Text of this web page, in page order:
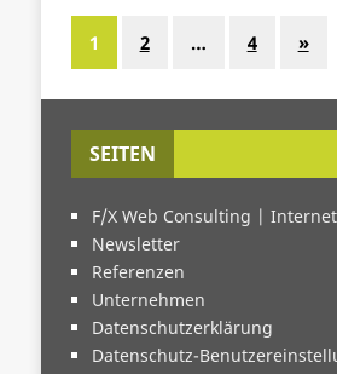
1 2 … 4 »
SEITEN
F/X Web Consulting |
Newsletter
Referenzen
Unternehmen
Datenschutzerklärung
Datenschutz-